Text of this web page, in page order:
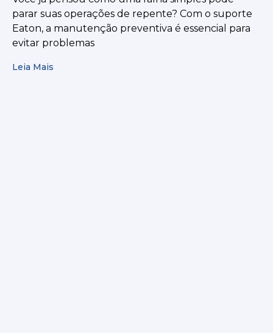
parar suas operações de repente? Com o suporte
Eaton, a manutenção preventiva é essencial para
evitar problemas
Leia Mais